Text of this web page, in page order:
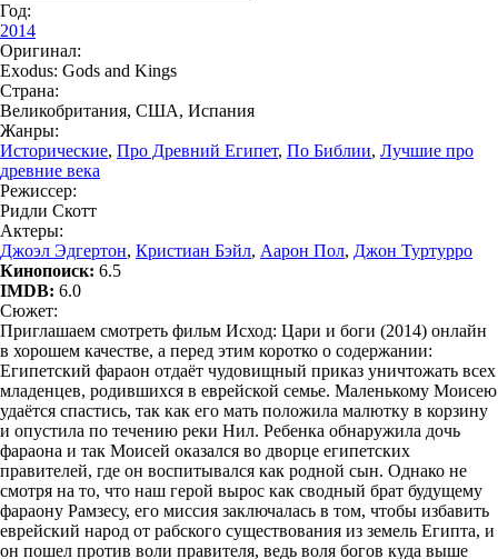
Год:
2014
Оригинал:
Exodus: Gods and Kings
Страна:
Великобритания, США, Испания
Жанры:
Исторические, Про Древний Египет, По Библии, Лучшие про
древние века
Режиссер:
Ридли Скотт
Актеры:
Джоэл Эдгертон, Кристиан Бэйл, Аарон Пол, Джон Туртурро
Кинопоиск: 6.5
IMDB: 6.0
Сюжет:
Приглашаем смотреть фильм Исход: Цари и боги (2014) онлайн
в хорошем качестве, а перед этим коротко о содержании:
Египетский фараон отдаёт чудовищный приказ уничтожать всех
младенцев, родившихся в еврейской семье. Маленькому Моисею
удаётся спастись, так как его мать положила малютку в корзину
и опустила по течению реки Нил. Ребенка обнаружила дочь
фараона и так Моисей оказался во дворце египетских
правителей, где он воспитывался как родной сын. Однако не
смотря на то, что наш герой вырос как сводный брат будущему
фараону Рамзесу, его миссия заключалась в том, чтобы избавить
еврейский народ от рабского существования из земель Египта, и
он пошел против воли правителя, ведь воля богов куда выше